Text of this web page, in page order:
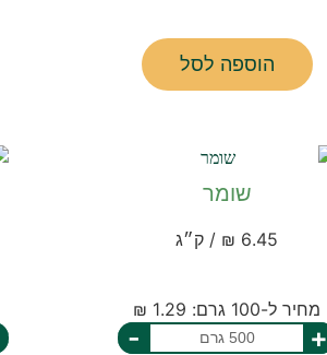
הוספה לסל
שומר
6.45 ₪ / ק״ג
מחיר ל-100 גרם: 1.29 ₪
+
-